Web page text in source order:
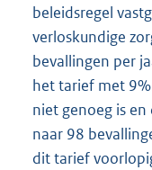
beleidsregel
verloskundige
bevallingen per
het tarief met
niet genoeg is
naar 98
dit tarief